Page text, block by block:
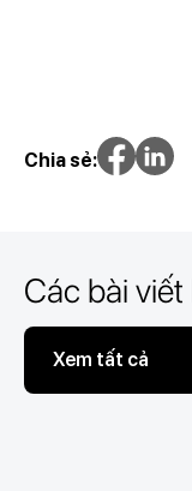
Chia sẻ:
Các bài
Xem tất cả